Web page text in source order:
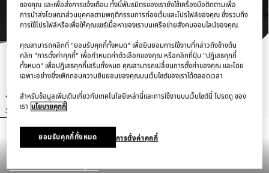
เสื้อโปโลเชิ้ต Cotton piquet polo
shirt with embroidery
เสื้อเชิ้ต GG cotton poplin zip
ของคุณ และเพื่อส่งการแจ้งเตือน ทั้งนี้พันธมิตรของเรายังใช้เครื่องมือติดตามเพื่อ
การนำส่งโฆษณาส่วนบุคคลตามพฤติกรรมการท่องเว็บและโปรไฟล์ของคุณ ซึ่งรวมถึง
การใช้โปรไฟล์หรือเพื่อให้คุณแชร์เนื้อหาของเราบนเครือข่ายสังคมออนไลน์ของคุณ.
คุณสามารถคลิกที่ "ยอมรับคุกกี้ทั้งหมด" เพื่อยินยอมการใช้งานที่กล่าวถึงข้างต้น
คลิก "การตั้งค่าคุกกี้" เพื่อกำหนดค่าตัวเลือกของคุณ หรือคลิกที่ปุ่ม "ปฏิเสธคุกกี้
ทั้งหมด" เพื่อปฏิเสธคุกกี้เสริมทั้งหมด คุณสามารถเปลี่ยนการตั้งค่าของคุณ และโดย
เฉพาะอย่างยิ่งเพิกถอนความยินยอมของคุณบนเว็บไซต์ของเราได้ตลอดเวลา
สำหรับข้อมูลเพิ่มเติมเกี่ยวกับเทคโนโลยีเหล่านี้และการใช้งานบนเว็บไซต์นี้ โปรดดู ของ
เรา นโยบายคุกกี้
การตั้งค่าคุกกี้
ยอมรับคุกกี้ทั้งหมด